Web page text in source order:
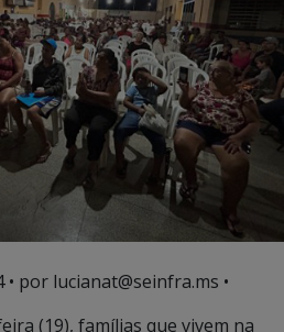
• por lucianat@seinfra.ms •
(19), famílias que vivem na